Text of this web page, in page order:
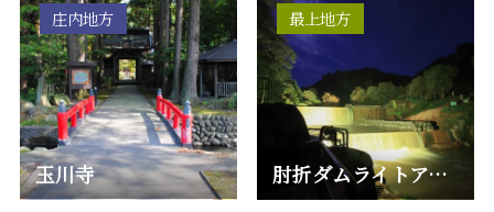
海・船舶・…
県の名…
玉川寺
庄内地方
肘折ダムライトアップ
最上地方